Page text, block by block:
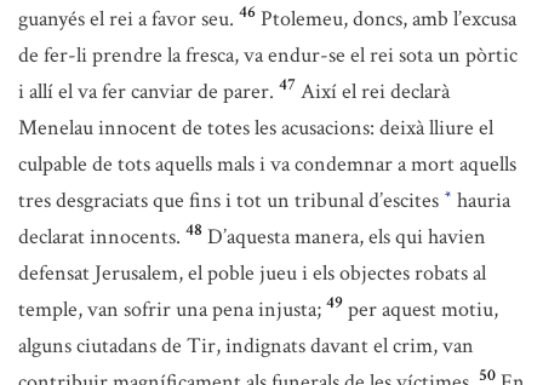
guanyés el rei a favor seu. 46 Ptolemeu, doncs, amb l’excusa
de fer-li prendre la fresca, va endur-se el rei sota un pòrtic
i allí el va fer canviar de parer. 47 Així el rei declarà
Menelau innocent de totes les acusacions: deixà lliure el
culpable de tots aquells mals i va condemnar a mort aquells
tres desgraciats que fins i tot un tribunal d’escites * hauria
declarat innocents. 48 D’aquesta manera, els qui havien
defensat Jerusalem, el poble jueu i els objectes robats al
temple, van sofrir una pena injusta; 49 per aquest motiu,
alguns ciutadans de Tir, indignats davant el crim, van
50